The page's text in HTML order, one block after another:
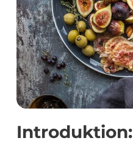
Introduktion: